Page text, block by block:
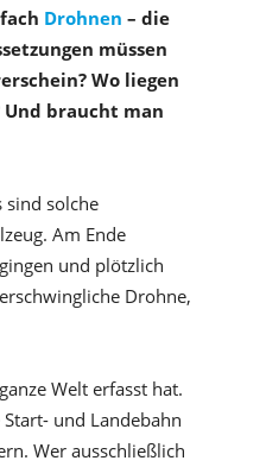
Drohnen – die
müssen
Wo liegen
braucht man
sind solche
Am Ende
und plötzlich
Drohne,
Welt erfasst hat.
und Landebahn
Wer ausschließlich